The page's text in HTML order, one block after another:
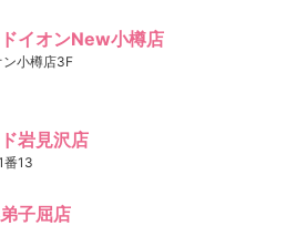
イオンNew小樽店
ン小樽店3F
岩見沢店
番13
子屈店